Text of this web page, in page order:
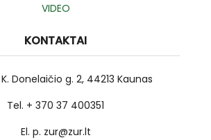
VIDEO
KONTAKTAI
Donelaičio g. 2, 44213 Kaunas
Tel. + 370 37 400351
El. p. zur@zur.lt